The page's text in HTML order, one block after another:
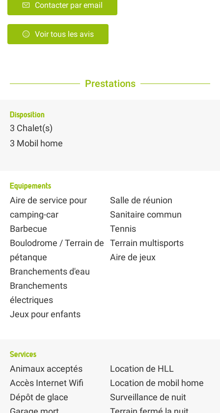
Contacter par email
Voir tous les avis
Prestations
Disposition
3 Chalet(s)
3 Mobil home
Equipements
Aire de service pour
camping-car
Barbecue
Boulodrome / Terrain de
pétanque
Branchements d'eau
Branchements
électriques
Jeux pour enfants
Salle de réunion
Sanitaire commun
Tennis
Terrain multisports
Aire de jeux
Services
Animaux acceptés
Accès Internet Wifi
Dépôt de glace
Location de HLL
Location de mobil home
Surveillance de nuit